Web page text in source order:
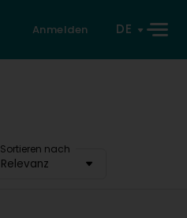
Anmelden DE
Sortieren nach
Relevanz